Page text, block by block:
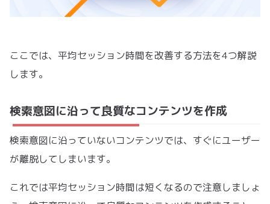
ここでは、平均セッション時間を改善する方法を4つ解説
します。
検索意図に沿って良質なコンテンツを作成
検索意図に沿っていないコンテンツでは、すぐにユーザー
が離脱してしまいます。
これでは平均セッション時間は短くなるので注意しましょ